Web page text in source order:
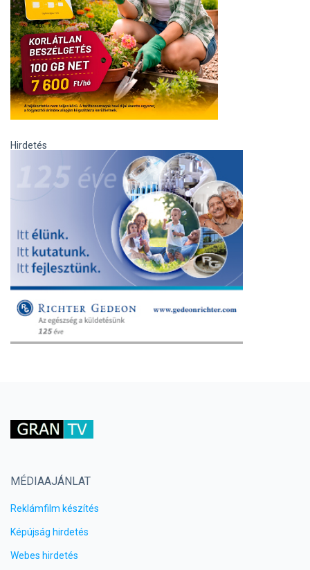
Hirdetés
MÉDIAAJÁNLAT
Reklámfilm készítés
Képújság hirdetés
Webes hirdetés